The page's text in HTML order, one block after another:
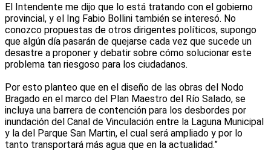
El Intendente me dijo que lo está tratando con el gobierno
provincial, y el Ing Fabio Bollini también se interesó. No
conozco propuestas de otros dirigentes políticos, supongo
que algún día pasarán de quejarse cada vez que sucede un
desastre a proponer y debatir sobre cómo solucionar este
problema tan riesgoso para los ciudadanos.
Por esto planteo que en el diseño de las obras del Nodo
Bragado en el marco del Plan Maestro del Río Salado, se
incluya una barrera de contención para los desbordes por
inundación del Canal de Vinculación entre la Laguna Municipal
y la del Parque San Martin, el cual será ampliado y por lo
tanto transportará más agua que en la actualidad.”